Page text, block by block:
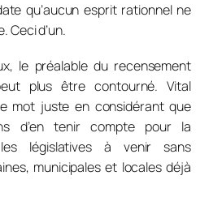
qu’aucun esprit rationnel ne
Ceci d’un.
du recensement
plus être contourné. Vital
mot juste en considérant que
d’en tenir compte pour la
législatives à venir sans
municipales et locales déjà